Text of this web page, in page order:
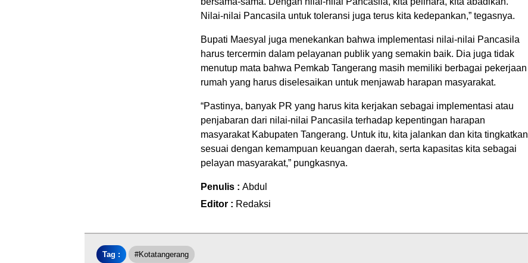
Nilai-nilai Pancasila untuk toleransi juga terus kita kedepankan,” tegasnya.
Bupati Maesyal juga menekankan bahwa implementasi nilai-nilai Pancasila
harus tercermin dalam pelayanan publik yang semakin baik. Dia juga tidak
menutup mata bahwa Pemkab Tangerang masih memiliki berbagai pekerjaan
rumah yang harus diselesaikan untuk menjawab harapan masyarakat.
“Pastinya, banyak PR yang harus kita kerjakan sebagai implementasi atau
penjabaran dari nilai-nilai Pancasila terhadap kepentingan harapan
masyarakat Kabupaten Tangerang. Untuk itu, kita jalankan dan kita tingkatkan
sesuai dengan kemampuan keuangan daerah, serta kapasitas kita sebagai
pelayan masyarakat,” pungkasnya.
Penulis : Abdul
Editor : Redaksi
Tag : #kotatangerang